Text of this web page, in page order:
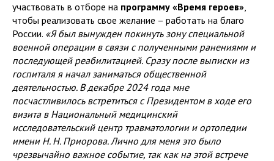
участвовать в отборе на программу «Время героев»,
чтобы реализовать свое желание – работать на благо
России. «Я был вынужден покинуть зону специальной
военной операции в связи с полученными ранениями и
последующей реабилитацией. Сразу после выписки из
госпиталя я начал заниматься общественной
деятельностью. В декабре 2024 года мне
посчастливилось встретиться с Президентом в ходе его
визита в Национальный медицинский
исследовательский центр травматологии и ортопедии
имени Н. Н. Приорова. Лично для меня это было
чрезвычайно важное событие, так как на этой встрече